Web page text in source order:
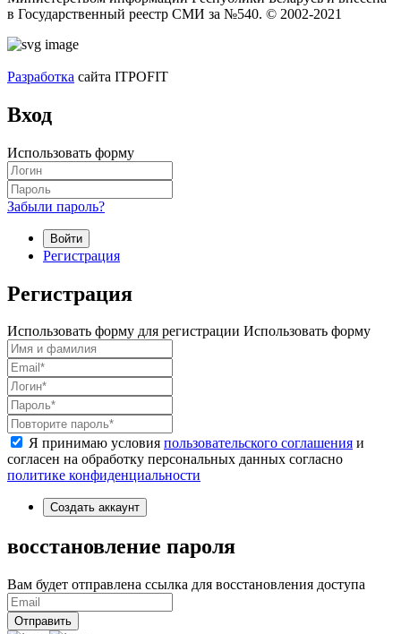
в Государственный реестр СМИ за №540. © 2002-2021
Разработка сайта ITPOFIT
Вход
Использовать форму
Забыли пароль?
Войти
Регистрация
Регистрация
Использовать форму для регистрации Использовать форму
Я принимаю условия пользовательского соглашения и
согласен на обработку персональных данных согласно
политике конфиденциальности
Создать аккаунт
восстановление пароля
Вам будет отправлена ссылка для восстановления доступа
Отправить